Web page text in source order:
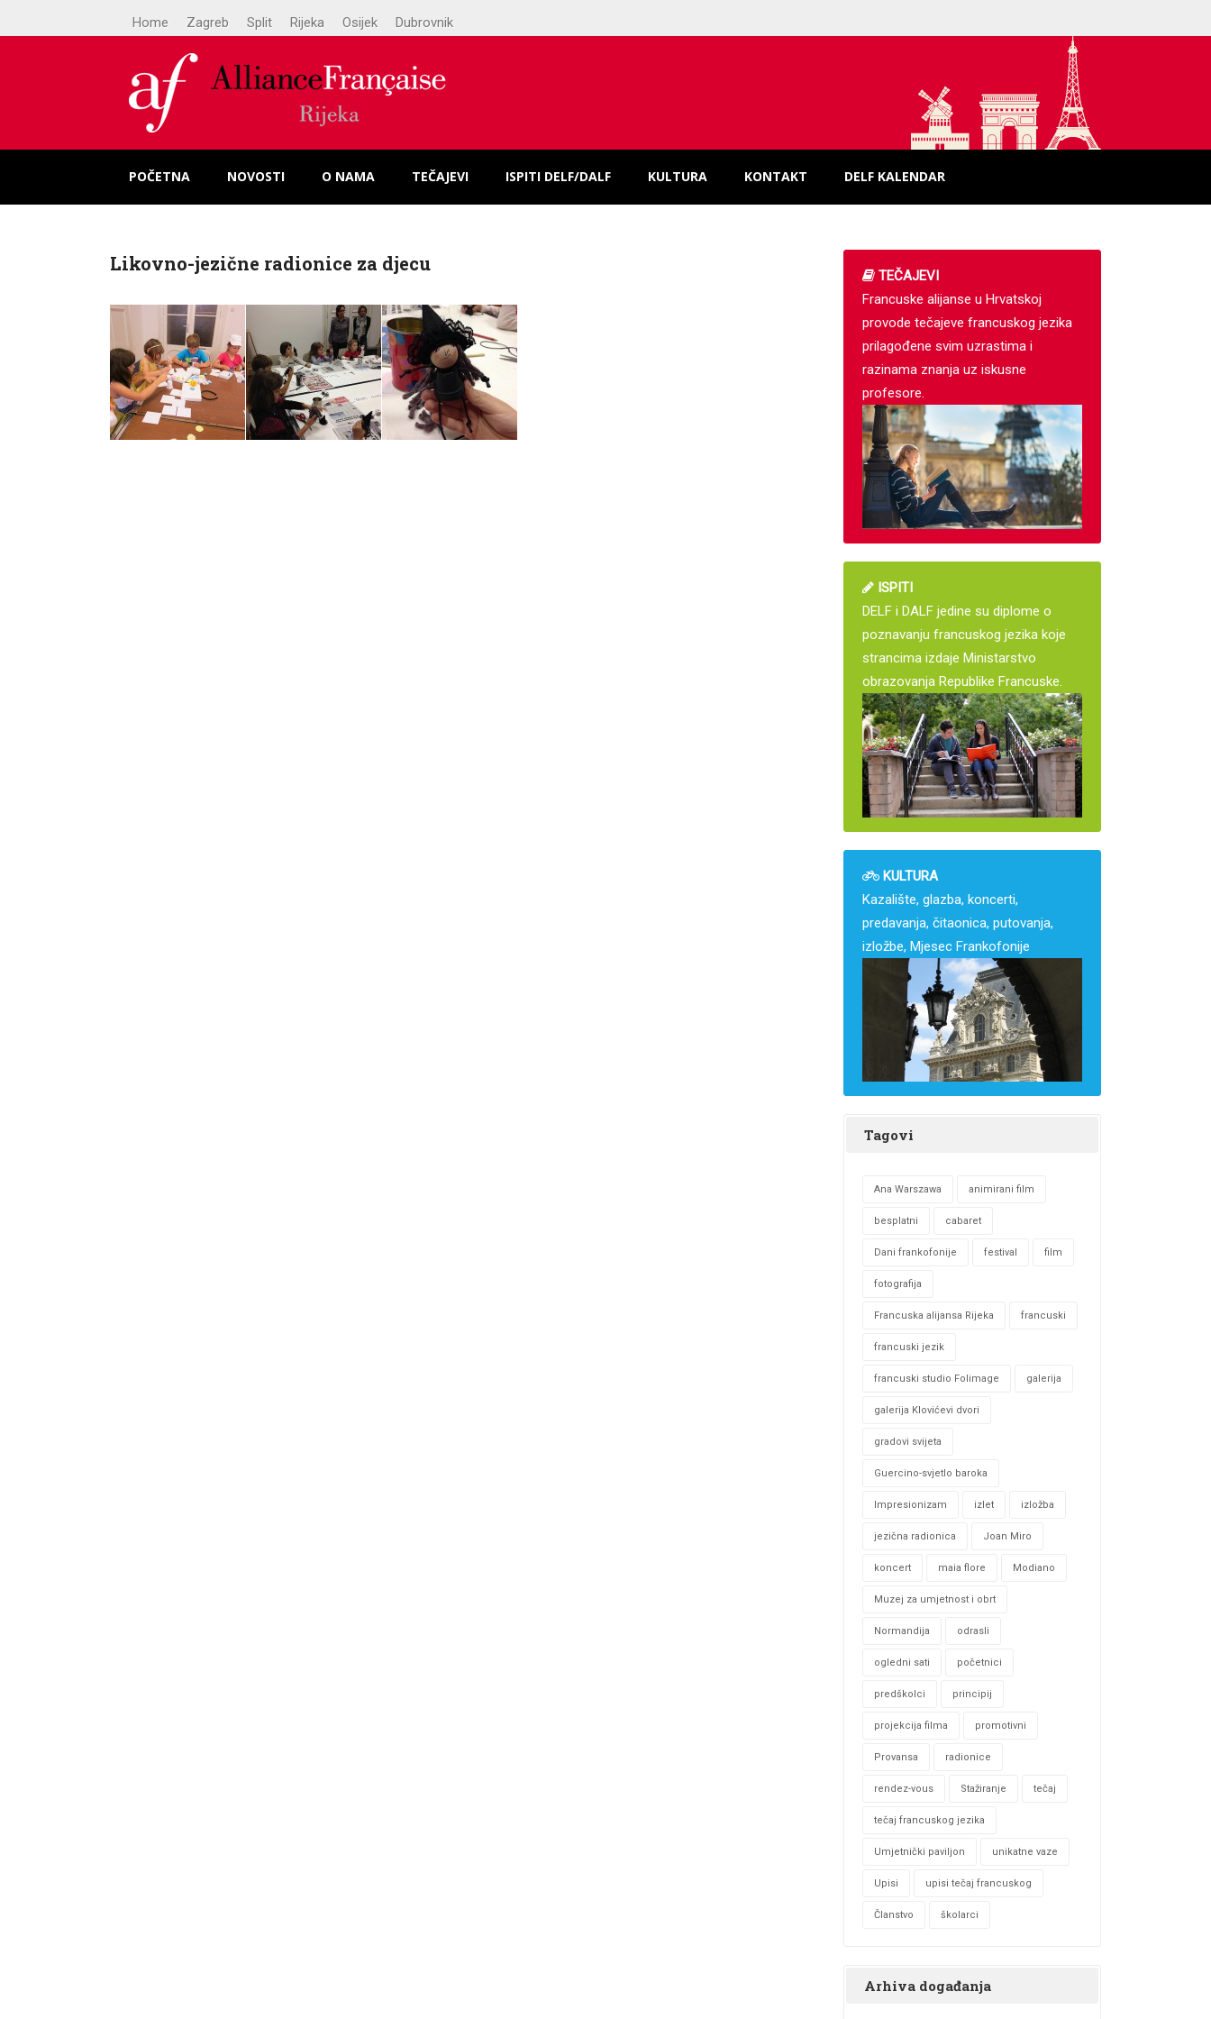
Home Zagreb Split Rijeka Osijek Dubrovnik
POČETNA NOVOSTI O NAMA TEČAJEVI ISPITI DELF/DALF KULTURA KONTAKT DELF KALENDAR
Likovno-jezične radionice za djecu
TEČAJEVI
Francuske alijanse u Hrvatskoj
provode tečajeve francuskog jezika
prilagođene svim uzrastima i
razinama znanja uz iskusne
profesore.
ISPITI
DELF i DALF jedine su diplome o
poznavanju francuskog jezika koje
strancima izdaje Ministarstvo
obrazovanja Republike Francuske.
KULTURA
Kazalište, glazba, koncerti,
predavanja, čitaonica, putovanja,
izložbe, Mjesec Frankofonije
Tagovi
Ana Warszawa animirani film
besplatni cabaret
Dani frankofonije festival film
fotografija
Francuska alijansa Rijeka francuski
francuski jezik
francuski studio Folimage galerija
galerija Klovićevi dvori
gradovi svijeta
Guercino-svjetlo baroka
Impresionizam izlet izložba
jezična radionica Joan Miro
koncert maia flore Modiano
Muzej za umjetnost i obrt
Normandija odrasli
ogledni sati početnici
predškolci principij
projekcija filma promotivni
Provansa radionice
rendez-vous Stažiranje tečaj
tečaj francuskog jezika
Umjetnički paviljon unikatne vaze
Upisi upisi tečaj francuskog
Članstvo školarci
Arhiva događanja